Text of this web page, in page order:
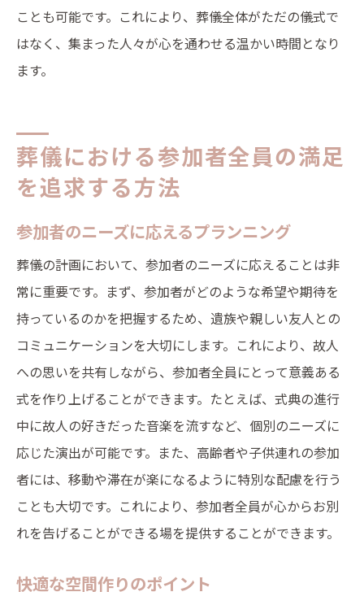
ことも可能です。これにより、葬儀全体がただの儀式で
はなく、集まった人々が心を通わせる温かい時間となり
ます。
葬儀における参加者全員の満足
を追求する方法
参加者のニーズに応えるプランニング
葬儀の計画において、参加者のニーズに応えることは非
常に重要です。まず、参加者がどのような希望や期待を
持っているのかを把握するため、遺族や親しい友人との
コミュニケーションを大切にします。これにより、故人
への思いを共有しながら、参加者全員にとって意義ある
式を作り上げることができます。たとえば、式典の進行
中に故人の好きだった音楽を流すなど、個別のニーズに
応じた演出が可能です。また、高齢者や子供連れの参加
者には、移動や滞在が楽になるように特別な配慮を行う
ことも大切です。これにより、参加者全員が心からお別
れを告げることができる場を提供することができます。
快適な空間作りのポイント